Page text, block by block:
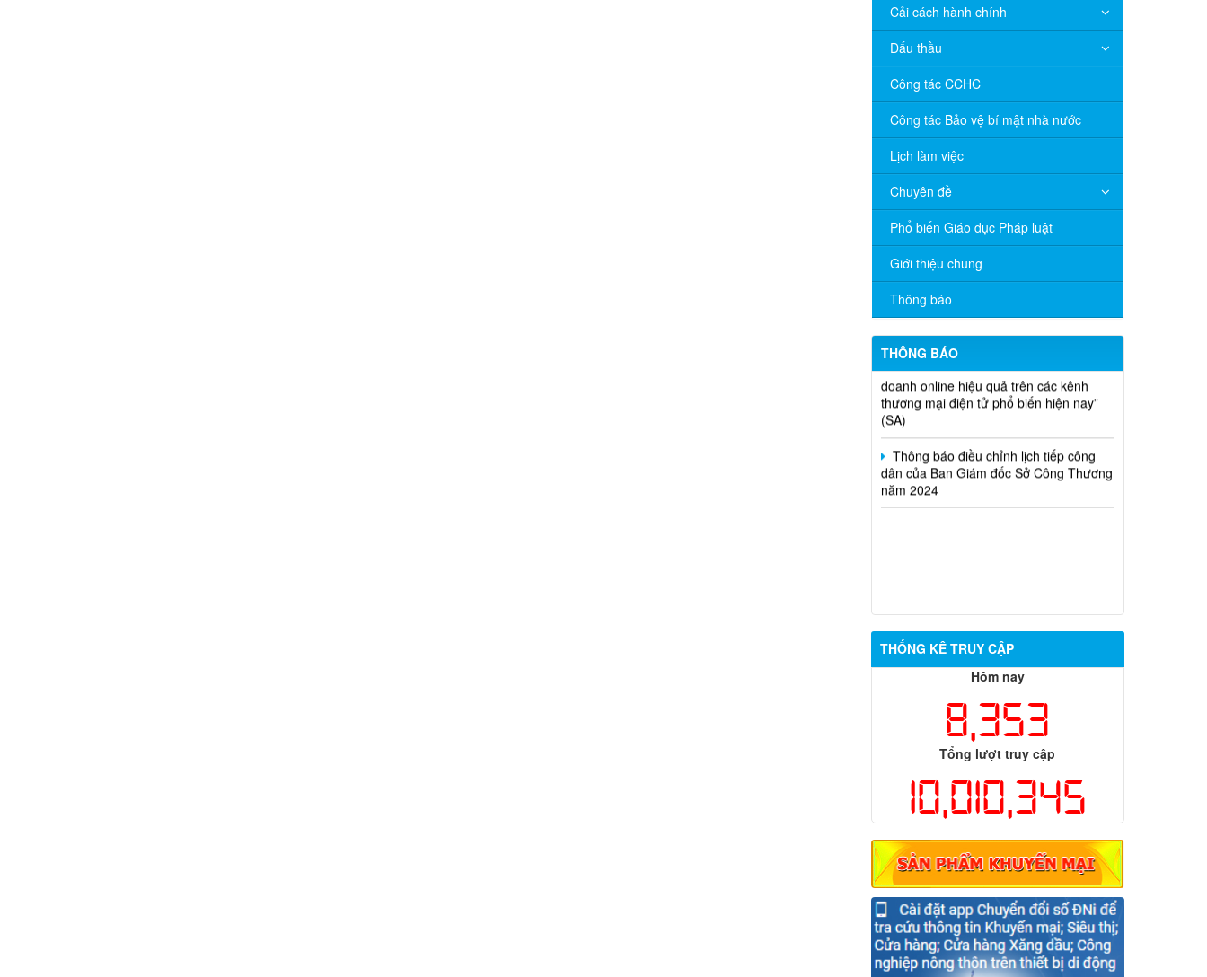
Cải cách hành chính
Đấu thầu
Công tác CCHC
Công tác Bảo vệ bí mật nhà nước
Lịch làm việc
Chuyên đề
Phổ biến Giáo dục Pháp luật
Giới thiệu chung
Thông báo
THÔNG BÁO
V/v đề nghị báo cáo hệ thống phân
phối, nhãn hiệu hàng hóa và hoạt động
mua bán khí trên địa bàn tỉnh năm 2025
(nhắc lần 2).
Thông báo bán thanh lý tài sản công
theo hình thức chỉ định
Thông báo lựa chọn nhà thầu thực
hiện gói thầu: “tổ chức tập huấn kinh
doanh online hiệu quả trên các kênh
thương mại điện tử phổ biến hiện nay”
(SA)
Thông báo điều chỉnh lịch tiếp công
dân của Ban Giám đốc Sở Công Thương
năm 2024
THỐNG KÊ TRUY CẬP
Hôm nay
8,353
Tổng lượt truy cập
10,010,345